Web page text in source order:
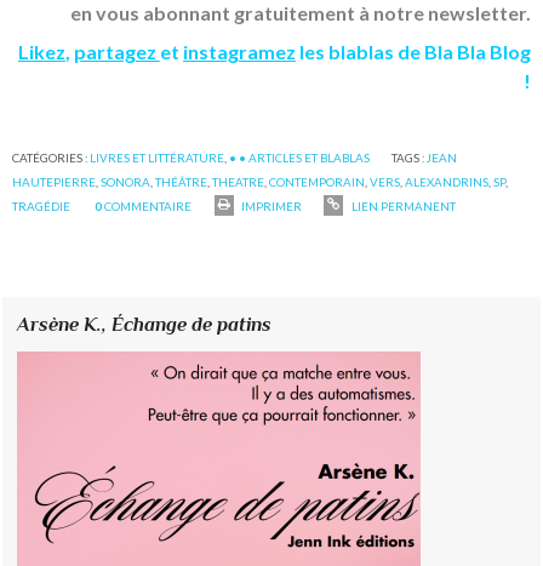
en vous abonnant gratuitement à notre newsletter.
Likez, partagez et instagramez les blablas de Bla Bla Blog
!
CATÉGORIES : LIVRES ET LITTÉRATURE • • ARTICLES ET BLABLAS TAGS : JEAN
HAUTEPIERRE ,SONORA ,THÉÂTRE ,THEATRE ,CONTEMPORAIN ,VERS ,ALEXANDRINS ,SP,
TRAGÉDIE
0COMMENTAIRE IMPRIMER LIEN PERMANENT
Arsène K.,Échange de patins